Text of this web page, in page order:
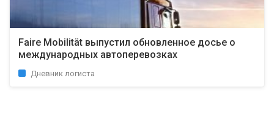
Faire Mobilität выпустил обновленное досье о
международных автоперевозках
Дневник логиста